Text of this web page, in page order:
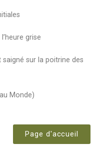
grise
sur la poitrine des
Monde)
Page d'accueil